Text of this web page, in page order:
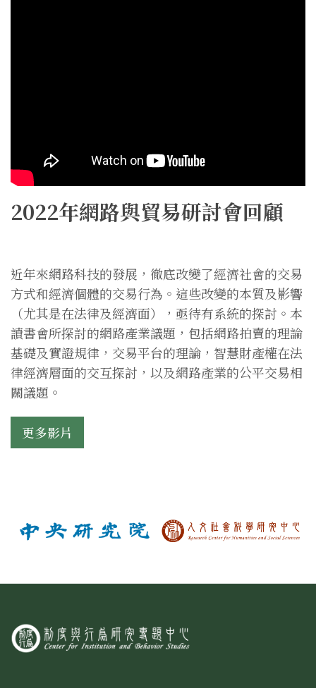
2022年網路與貿易研討會回顧
近年來網路科技的發展，徹底改變了經濟社會的交易
方式和經濟個體的交易行為。這些改變的本質及影響
（尤其是在法律及經濟面），亟待有系統的探討。本
讀書會所探討的網路產業議題，包括網路拍賣的理論
基礎及實證規律，交易平台的理論，智慧財產權在法
律經濟層面的交互探討，以及網路產業的公平交易相
關議題。
更多影片